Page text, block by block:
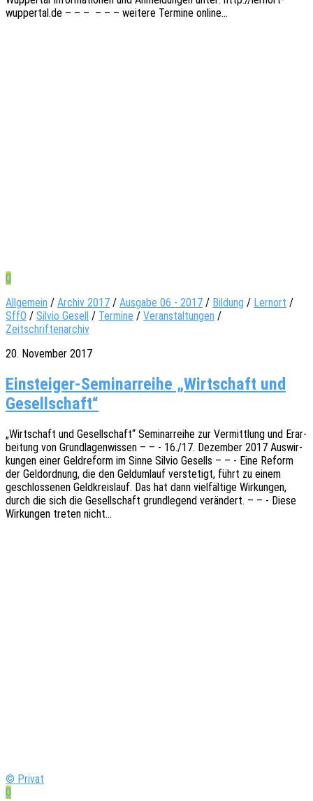
wuppertal.de – – – – – – weite­re Termi­ne online…
0
Allgemein / Archiv 2017 / Ausgabe 06 - 2017 / Bildung / Lernort /
SffO / Silvio Gesell / Termine / Veranstaltungen /
Zeitschriftenarchiv
20. November 2017
Einsteiger-Seminarreihe „Wirtschaft und
Gesellschaft“
„Wirt­schaft und Gesell­schaft“ Semi­nar­rei­he zur Vermitt­lung und Erar­
bei­tung von Grund­la­gen­wis­sen – – - 16./17. Dezem­ber 2017 Auswir­
kun­gen einer Geld­re­form im Sinne Silvio Gesells – – - Eine Reform
der Geld­ord­nung, die den Geld­um­lauf verste­tigt, führt zu einem
geschlos­se­nen Geld­kreis­lauf. Das hat dann viel­fäl­ti­ge Wirkun­gen,
durch die sich die Gesell­schaft grund­le­gend verän­dert. – – - Diese
Wirkun­gen treten nicht…
© Privat
0